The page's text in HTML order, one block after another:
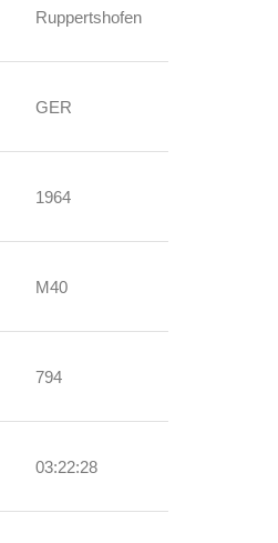
Ruppertshofen
GER
1964
M40
794
03:22:28